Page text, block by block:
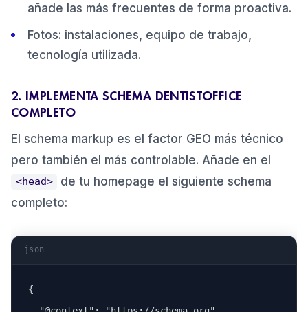
añade las más frecuentes de forma proactiva.
Fotos: instalaciones, equipo de trabajo,
tecnología utilizada.
2. IMPLEMENTA SCHEMA DENTISTOFFICE
COMPLETO
El schema markup es el factor GEO más técnico
pero también el más controlable. Añade en el
<head>
de tu homepage el siguiente schema
completo:
json
{